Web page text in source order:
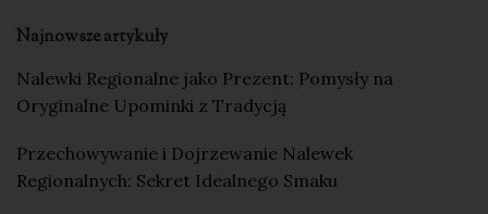
Najnowsze artykuły
Nalewki Regionalne jako Prezent: Pomysły na
Oryginalne Upominki z Tradycją
Przechowywanie i Dojrzewanie Nalewek
Regionalnych: Sekret Idealnego Smaku